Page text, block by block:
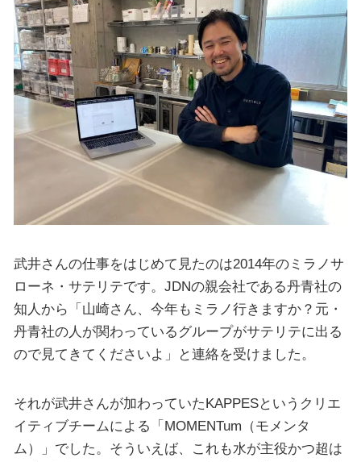
武井さんの仕事をはじめて見たのは2014年のミラノサ
ローネ・サテリテです。JDNの親会社である丹青社の
知人から「山崎さん、今年もミラノ行きますか？元・
丹青社の人が関わっているグループがサテリテに出る
ので見てきてくださいよ」と連絡を受けました。
それが武井さんが加わっていたKAPPESというクリエ
イティブチームによる「MOMENTum（モメンタ
ム）」でした。そういえば、これも水が主役かつ超は